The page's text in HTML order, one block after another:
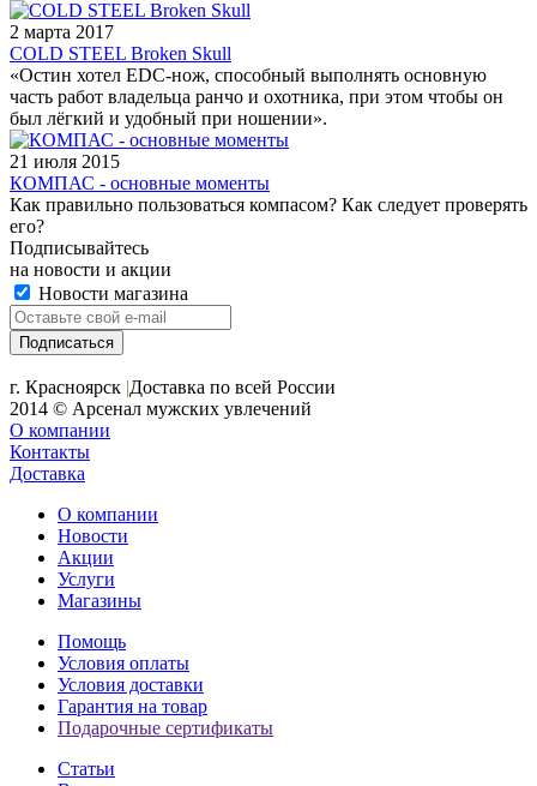
2 марта 2017
COLD STEEL Broken Skull
«Остин хотел EDC-нож, способный выполнять основную
часть работ владельца ранчо и охотника, при этом чтобы он
был лёгкий и удобный при ношении».
21 июля 2015
КОМПАС - основные моменты
Как правильно пользоваться компасом? Как следует проверять
его?
Подписывайтесь
на новости и акции
Новости магазина
г. Красноярск |Доставка по всей России
2014 © Арсенал мужских увлечений
О компании
Контакты
Доставка
О компании
Новости
Акции
Услуги
Магазины
Помощь
Условия оплаты
Условия доставки
Гарантия на товар
Подарочные сертификаты
Статьи